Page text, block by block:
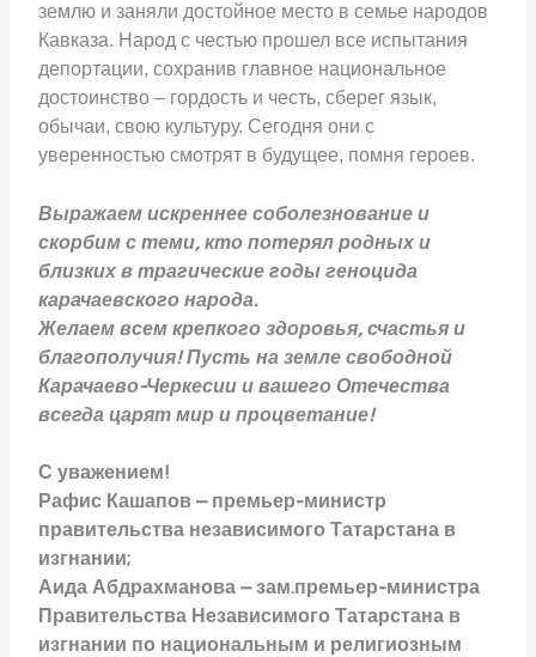
землю и заняли достойное место в семье народов
Кавказа. Народ с честью прошел все испытания
депортации, сохранив главное национальное
достоинство – гордость и честь, сберег язык,
обычаи, свою культуру. Сегодня они с
уверенностью смотрят в будущее, помня героев.
Выражаем искреннее соболезнование и
скорбим с теми, кто потерял родных и
близких в трагические годы геноцида
карачаевского народа.
Желаем всем крепкого здоровья, счастья и
благополучия! Пусть на земле свободной
Карачаево-Черкесии и вашего Отечества
всегда царят мир и процветание!
С уважением!
Рафис Кашапов – премьер-министр
правительства независимого Татарстана в
изгнании;
Аида Абдрахманова – зам.премьер-министра
Правительства Независимого Татарстана в
изгнании по национальным и религиозным